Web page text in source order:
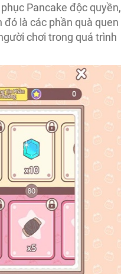
Pancake độc quyền,
là các phần quà quen
chơi trong quá trình